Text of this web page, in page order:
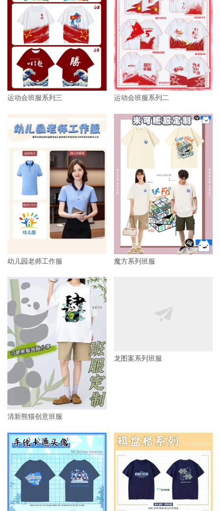
运动会班服系列三 运动会班服系列二
幼儿园老师工作服 魔方系列班服
清新熊猫创意班服
龙图案系列班服